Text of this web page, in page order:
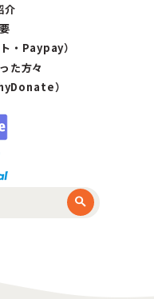
介
・Paypay）
た方々
）